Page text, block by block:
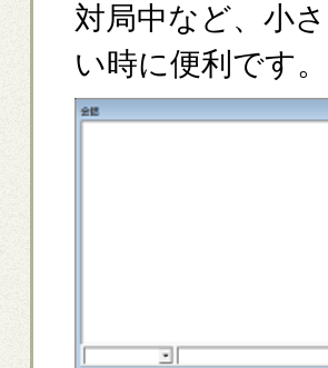
対局中など、小
い時に便利です。